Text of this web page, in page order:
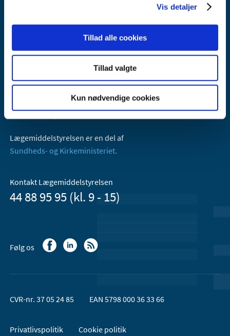
Vis detaljer
Tillad alle cookies
Tillad valgte
Kun nødvendige cookies
Axel Heides Gade 1
2300 København S
Lægemiddelstyrelsen er en del af
Sundheds- og Kirkeministeriet.
Kontakt Lægemiddelstyrelsen
44 88 95 95 (kl. 9 - 15)
Følg os
CVR-nr. 37 05 24 85 EAN 5798 000 36 33 66
Privatlivspolitik
Cookie politik